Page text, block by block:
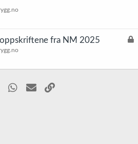
L
t
fra NM 2025
Tumblr WhatsApp
E-post